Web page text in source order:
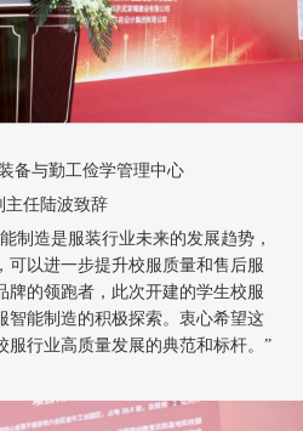
备与勤工俭学管理中心
主任陆波致辞
制造是服装行业未来的发展趋势，
可以进一步提升校服质量和售后服
牌的领跑者，此次开建的学生校服
智能制造的积极探索。衷心希望这
服行业高质量发展的典范和标杆。”